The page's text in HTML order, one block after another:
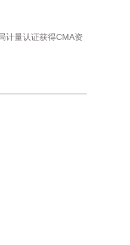
计量认证获得CMA资